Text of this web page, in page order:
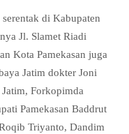
di Kabupaten
Jl. Slamet Riadi
Kota Pamekasan juga
Jatim dokter Joni
Forkopimda
Pamekasan Baddrut
Triyanto, Dandim